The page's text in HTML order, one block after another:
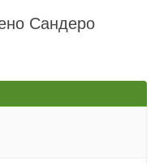
Сандеро